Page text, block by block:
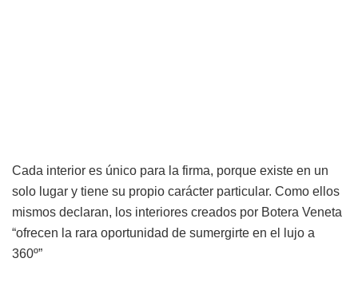
Cada interior es único para la firma, porque existe en un
solo lugar y tiene su propio carácter particular. Como ellos
mismos declaran, los interiores creados por Botera Veneta
“ofrecen la rara oportunidad de sumergirte en el lujo a
360º”